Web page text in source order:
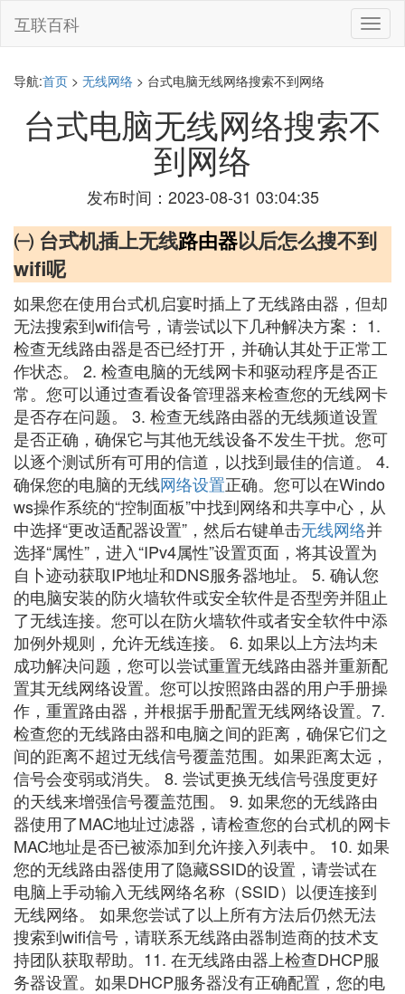
切
换
互联百科
导航:首页 > 无线网络 > 台式电脑无线网络搜索不到网络
台式电脑无线网络搜索不
到网络
发布时间：2023-08-31 03:04:35
㈠ 台式机插上无线路由器以后怎么搜不到
wifi呢
如果您在使用台式机启宴时插上了无线路由器，但却
无法搜索到wifi信号，请尝试以下几种解决方案： 1.
检查无线路由器是否已经打开，并确认其处于正常工
作状态。 2. 检查电脑的无线网卡和驱动程序是否正
常。您可以通过查看设备管理器来检查您的无线网卡
是否存在问题。 3. 检查无线路由器的无线频道设置
是否正确，确保它与其他无线设备不发生干扰。您可
以逐个测试所有可用的信道，以找到最佳的信道。 4.
确保您的电脑的无线网络设置正确。您可以在Windo
ws操作系统的“控制面板”中找到网络和共享中心，从
中选择“更改适配器设置”，然后右键单击无线网络并
选择“属性”，进入“IPv4属性”设置页面，将其设置为
自卜迹动获取IP地址和DNS服务器地址。 5. 确认您
的电脑安装的防火墙软件或安全软件是否型旁并阻止
了无线连接。您可以在防火墙软件或者安全软件中添
加例外规则，允许无线连接。 6. 如果以上方法均未
成功解决问题，您可以尝试重置无线路由器并重新配
置其无线网络设置。您可以按照路由器的用户手册操
作，重置路由器，并根据手册配置无线网络设置。7.
检查您的无线路由器和电脑之间的距离，确保它们之
间的距离不超过无线信号覆盖范围。如果距离太远，
信号会变弱或消失。 8. 尝试更换无线信号强度更好
的天线来增强信号覆盖范围。 9. 如果您的无线路由
器使用了MAC地址过滤器，请检查您的台式机的网卡
MAC地址是否已被添加到允许接入列表中。 10. 如果
您的无线路由器使用了隐藏SSID的设置，请尝试在
电脑上手动输入无线网络名称（SSID）以便连接到
无线网络。 如果您尝试了以上所有方法后仍然无法
搜索到wifi信号，请联系无线路由器制造商的技术支
持团队获取帮助。11. 在无线路由器上检查DHCP服
务器设置。如果DHCP服务器没有正确配置，您的电